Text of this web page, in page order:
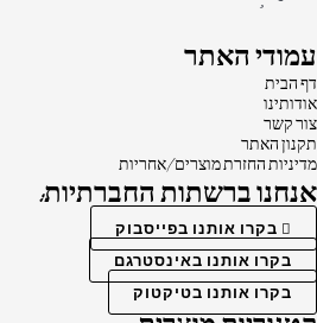
עמודי האתר
דף הבית
אודותינו
צור קשר
תקנון האתר
מדיניות החזרת מוצרים/אחריות
אנחנו ברשתות החברתיות:
בקרו אותנו בפייסבוק
בקרו אותנו באינסטרגם
בקרו אותנו בטיקטוק